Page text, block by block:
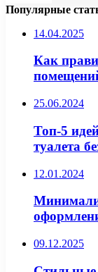
Популярные
14.04.2025
Как
25.06.2024
Топ-5
туалета
12.01.2024
09.12.2025